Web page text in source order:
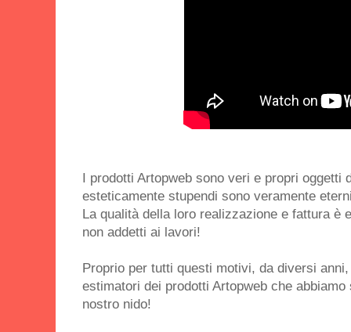
I prodotti Artopweb sono veri e propri
esteticamente stupendi sono veramente
La qualità della loro realizzazione e fattura è
non addetti ai lavori!
Proprio per tutti questi motivi, da diversi
estimatori dei prodotti Artopweb che
nostro nido!